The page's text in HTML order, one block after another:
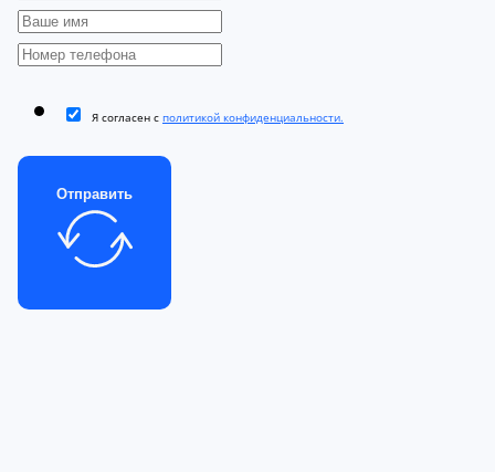
Я согласен с политикой конфиденциальности.
Отправить